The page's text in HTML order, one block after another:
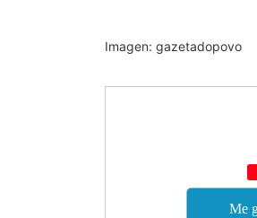
Imagen: gazetadopovo